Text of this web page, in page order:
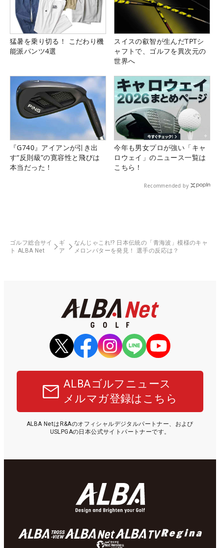
猛暑を乗り切る！ こだわり機
能派パンツ4選
スイスの叡智が生んだTPTシ
ャフトで、ゴルフを異次元の
世界へ
『G740』アイアンが引き出
す“反則級”の寛容性と飛びは
本当だった！
今年も男女プロが強い「キャ
ロウェイ」のニュース一覧は
こちら！
Recommended by
ゴルフ総合サイ
ト ALBA Net
ギ
ア
なんじゃこれ!? 日本伝統の「青海波」模様のキャ
メロンパターを発見！ 選手の反応は？
ALBAゴルフニュース
メルマガ登録はこちら
ALBA NetはR&Aのオフィシャルデジタルパートナー、および
USLPGAの日本公式サイトパートナーです。